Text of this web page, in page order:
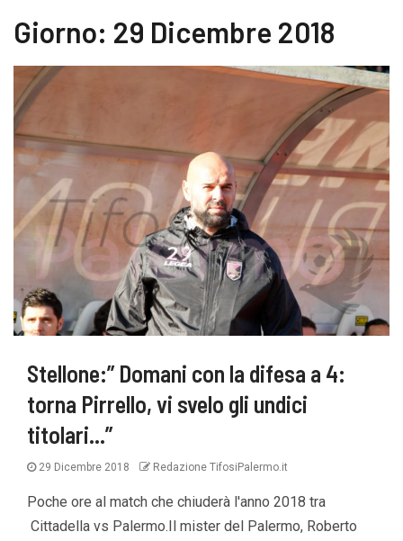
Giorno: 29 Dicembre 2018
Stellone:” Domani con la difesa a 4:
torna Pirrello, vi svelo gli undici
titolari…”
29 Dicembre 2018 Redazione TifosiPalermo.it
Poche ore al match che chiuderà l'anno 2018 tra
Cittadella vs Palermo.Il mister del Palermo, Roberto